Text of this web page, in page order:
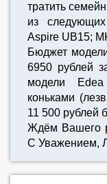
тратить
из
Aspire UB15;
Бюджет
6950 рублей
модели
коньками
11 500 рублей
Ждём Вашего
С Уважением,